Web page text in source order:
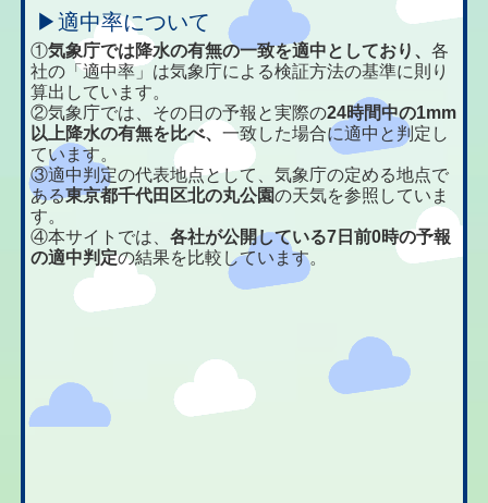
▶適中率について
①気象庁では降水の有無の一致を適中としており、各
社の「適中率」は気象庁による検証方法の基準に則り
算出しています。
②気象庁では、その日の予報と実際の24時間中の1mm
以上降水の有無を比べ、一致した場合に適中と判定し
ています。
③適中判定の代表地点として、気象庁の定める地点で
ある東京都千代田区北の丸公園の天気を参照していま
す。
④本サイトでは、各社が公開している7日前0時の予報
の適中判定の結果を比較しています。